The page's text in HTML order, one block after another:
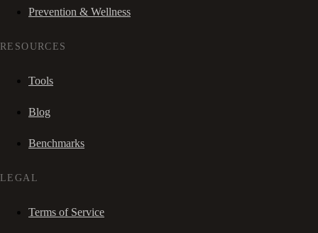
Prevention & Wellness
RESOURCES
Tools
Blog
Benchmarks
LEGAL
Terms of Service